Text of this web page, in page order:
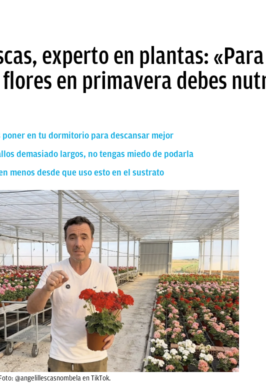
experto en plantas:
en primavera debes
poner en tu dormitorio para descansar mejor
demasiado largos, no tengas miedo de podarla
menos desde que uso esto en el sustrato
@angelillescasnombela en TikTok.